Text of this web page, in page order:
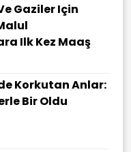
Gaziler Için
Ilk Kez Maaş
Korkutan Anlar:
Bir Oldu